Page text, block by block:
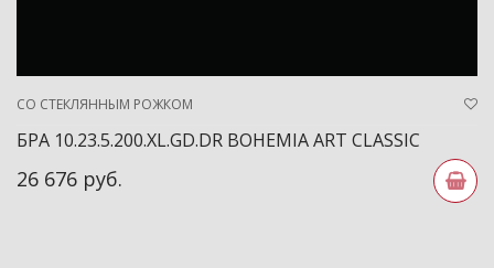
СО СТЕКЛЯННЫМ РОЖКОМ
БРА 10.23.5.200.XL.GD.DR BOHEMIA ART CLASSIC
26 676 руб.